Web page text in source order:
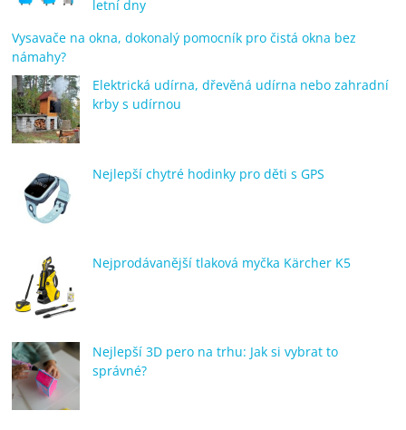
letní dny
Vysavače na okna, dokonalý pomocník pro čistá okna bez
námahy?
Elektrická udírna, dřevěná udírna nebo zahradní
krby s udírnou
Nejlepší chytré hodinky pro děti s GPS
Nejprodávanější tlaková myčka Kärcher K5
Nejlepší 3D pero na trhu: Jak si vybrat to
správné?